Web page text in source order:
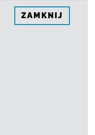
ZAMKNIJ